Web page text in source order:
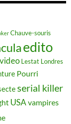
Chauve-souris
edito
Lestat Londres
Pourri
serial killer
USAvampires